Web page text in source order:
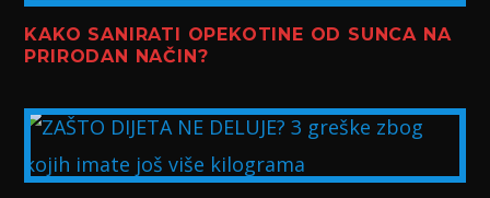
KAKO SANIRATI OPEKOTINE OD SUNCA NA
PRIRODAN NAČIN?